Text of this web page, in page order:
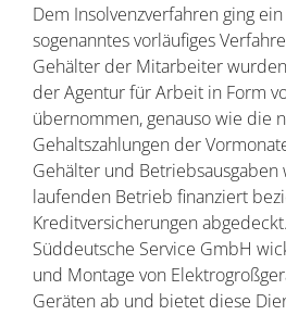
Dem Insolvenzverfahren ging
sogenanntes vorläufiges
Gehälter der Mitarbeiter
der Agentur für Arbeit in Form
übernommen, genauso wie die
Gehaltszahlungen der
Gehälter und
laufenden Betrieb finanziert
Kreditversicherungen
Süddeutsche Service GmbH
und Montage von
Geräten ab und bietet diese